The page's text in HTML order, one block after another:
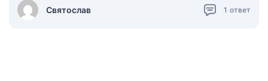
Святослав 1 ответ